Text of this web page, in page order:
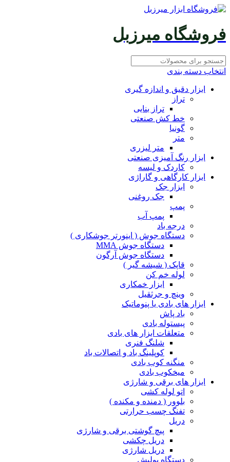
فروشگاه میرزبل
انتخاب دسته بندی
ابزار دقیق و اندازه گیری
تراز
تراز بنایی
خط کش صنعتی
گونیا
متر
متر لیزری
ابزار رنگ آمیزی صنعتی
کاردک و لیسه
ابزار کارگاهی و گاراژی
ابزار جک
جک روغنی
پمپ
پمپ آب
درجه باد
دستگاه جوش ( اینورتر جوشکاری )
دستگاه جوش MMA
دستگاه جوش آرگون
قاپک ( شیشه گیر )
لوله خم کن
ابزار خمکاری
وینچ و جرثقیل
ابزار های بادی یا پنوماتیک
باد پاش
پیستوله بادی
متعلقات ابزار های بادی
شلنگ فنری
کوپلینگ باد و اتصالات باد
منگنه کوب بادی
میخکوب بادی
ابزار های برقی و شارژی
اتو لوله کشی
بلوور ( دمنده و مکنده )
تفنگ چسب حرارتی
دریل
پیچ گوشتی برقی و شارژی
دریل چکشی
دریل شارژی
دستگاه پولیش